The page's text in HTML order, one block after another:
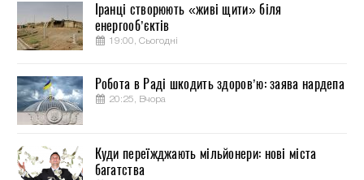
Іранці створюють «живі щити» біля
енергооб’єктів
19:00, Сьогодні
Робота в Раді шкодить здоров’ю: заява нардепа
20:25, Вчора
Куди переїжджають мільйонери: нові міста
багатства